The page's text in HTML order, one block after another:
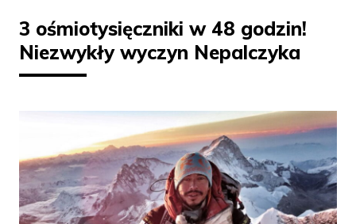
3 ośmiotysięczniki w 48 godzin!
Niezwykły wyczyn Nepalczyka